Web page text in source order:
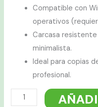
Compatible con
operativos
Carcasa
minimalista.
Ideal para copias
profesional.